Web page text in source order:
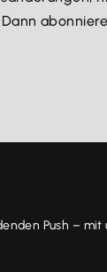
Push –